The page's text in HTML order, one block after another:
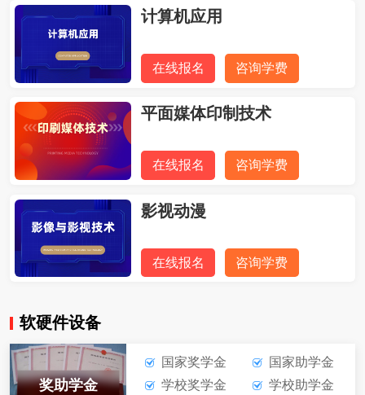
计算机应用
在线报名 咨询学费
平面媒体印制技术
在线报名 咨询学费
影视动漫
在线报名 咨询学费
软硬件设备
奖助学金
国家奖学金
国家助学金
学校奖学金
学校助学金